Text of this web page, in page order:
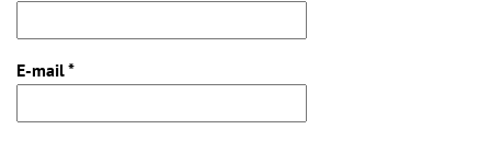
E-mail*